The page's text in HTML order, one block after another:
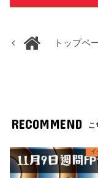
トップペ
RECOMMEND こ
イ